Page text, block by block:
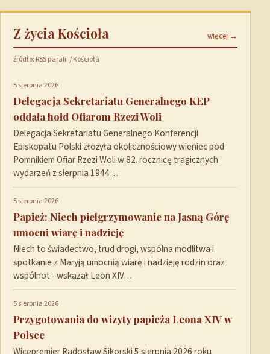
Z życia Kościoła więcej →
źródło: RSS parafii / Kościoła
5 sierpnia 2026
Delegacja Sekretariatu Generalnego KEP
oddała hołd Ofiarom Rzezi Woli
Delegacja Sekretariatu Generalnego Konferencji
Episkopatu Polski złożyła okolicznościowy wieniec pod
Pomnikiem Ofiar Rzezi Woli w 82. rocznicę tragicznych
wydarzeń z sierpnia 1944…
5 sierpnia 2026
Papież: Niech pielgrzymowanie na Jasną Górę
umocni wiarę i nadzieję
Niech to świadectwo, trud drogi, wspólna modlitwa i
spotkanie z Maryją umocnią wiarę i nadzieję rodzin oraz
wspólnot - wskazał Leon XIV…
5 sierpnia 2026
Przygotowania do wizyty papieża Leona XIV w
Polsce
Wicepremier Radosław Sikorski 5 sierpnia 2026 roku